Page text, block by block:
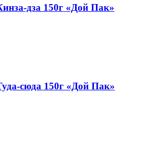
дза 150г «Дой Пак»
сюда 150г «Дой Пак»